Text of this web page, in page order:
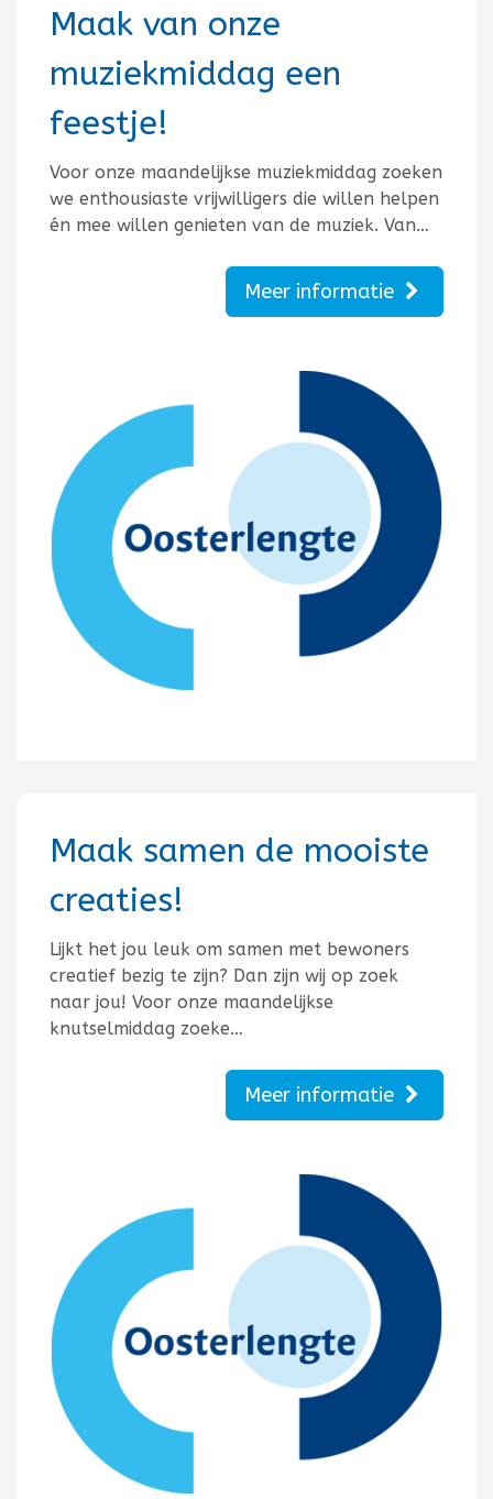
Maak van onze
muziekmiddag een
feestje!
Voor onze maandelijkse muziekmiddag zoeken
we enthousiaste vrijwilligers die willen helpen
én mee willen genieten van de muziek. Van…
Meer informatie
Maak samen de mooiste
creaties!
Lijkt het jou leuk om samen met bewoners
creatief bezig te zijn? Dan zijn wij op zoek
naar jou! Voor onze maandelijkse
knutselmiddag zoeke…
Meer informatie